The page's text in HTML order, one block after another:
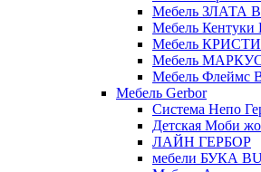
Мебель ЗЛАТА
Мебель Кентуки
Мебель
Мебель
Мебель Флеймс
Мебель Gerbor
Cистема Непо
Детская Моби
ЛАЙН ГЕРБОР
мебели БУКА